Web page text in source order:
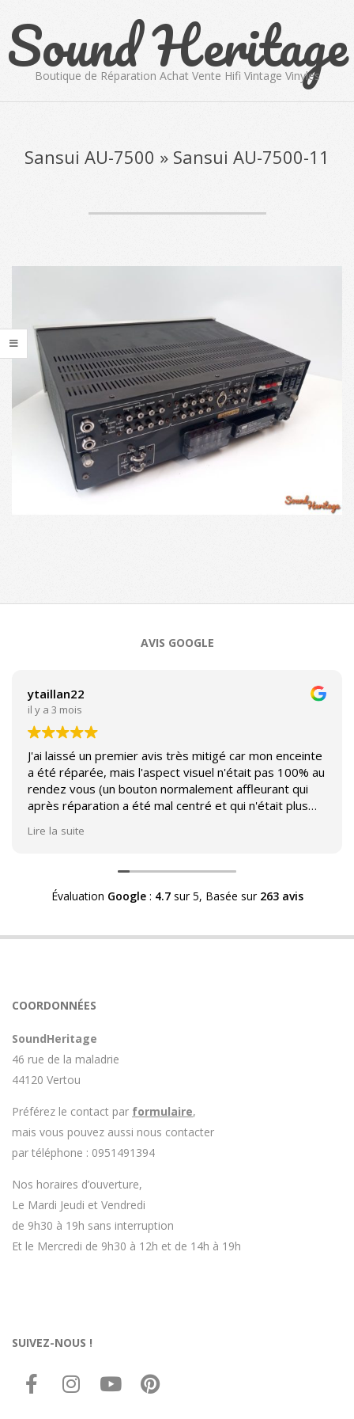
content
Sound Heritage
Boutique de Réparation Achat Vente Hifi Vintage Vinyles
MenuSansui AU-7500 » Sansui AU-7500-11
AVIS GOOGLE
ytaillan22
il y a 3 mois
J'ai laissé un premier avis très mitigé car mon enceinte
a été réparée, mais l'aspect visuel n'était pas 100% au
rendez vous (un bouton normalement affleurant qui
après réparation a été mal centré et qui n'était plus
Héritage afin d'échanger sur mon expérience et on
m'a fourni des explications sur le pourquoi cet aspect
visuel.
enceinte n'est plus fabriqué (et donc vendu) et que
Avoir ce genre d'explication est utile et valorisant pour
rendez le matériel.
Lire la suite
Évaluation Google: 4.7sur 5, Basée sur 263 avis
COORDONNÉES
SoundHeritage
46 rue de la maladrie
44120 Vertou
Préférez le contact par formulaire,
mais vous pouvez aussi nous contacter
par téléphone : 0951491394
Nos horaires d’ouverture,
Le Mardi Jeudi et Vendredi
de 9h30 à 19h sans interruption
Et le Mercredi de 9h30 à 12h et de 14h à 19h
SUIVEZ-NOUS !